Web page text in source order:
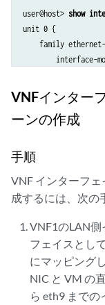
user@host> show
unit 0 {
family
interface-
members
        }
    }
user@host>
unit 0 {
family
        vlan {
members
        }
    }
VNFインター
ーンの作成
手順
VNF インターフ
成するには、次の
VNF1のLAN
フェイスとし
にマッピング
NIC と VM の
ら eth9 まで